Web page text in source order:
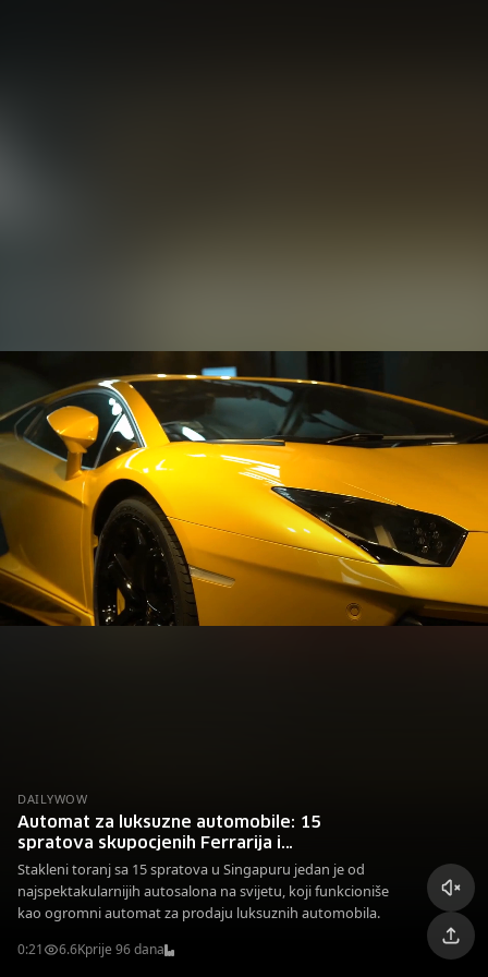
DAILYWOW
Automat za luksuzne automobile: 15
spratova skupocjenih Ferrarija i
Lamborghinija u Singapuru
Stakleni toranj sa 15 spratova u Singapuru jedan je od
najspektakularnijih autosalona na svijetu, koji funkcioniše
kao ogromni automat za prodaju luksuznih automobila.
0:21 6.6Kprije 96 dana